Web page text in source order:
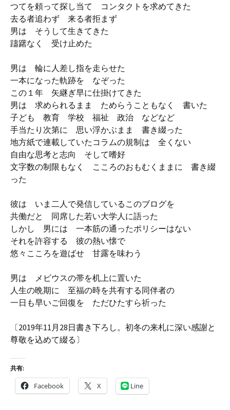
つてを頼って探し当て コンタクトを求めてきた
去る者追わず 来る者拒まず
男は そうして生きてきた
躊躇なく 受け止めた
男は 輪に人差し指を走らせた
一本になった軌跡を なぞった
この１年 矢継ぎ早に仕掛けてきた
男は 求められるまま ためらうこともなく 書いた
子ども 教育 学校 福祉 政治 などなど
手当たり次第に 思い浮かぶまま 書き綴った
地方紙で連載していたコラムの規制は 全くない
自由な思考と志向 そして嗜好
文字数の制限もなく こころのおもむくままに 書き綴
った
彼は いま二人で発信しているこのブログを
共働だと 同席した若い大学人に語った
しかし 男には 一本筋の通ったポリシーはない
それを許容する 彼の熱い懐で
悠々こころを遊ばせ 甘露を味わう
男は メビウスの帯を机上に置いた
人生の晩期に 至福の時を共有する同伴者の
一日も早いご回復を ただひたすら祈った
〔2019年11月28日書き下ろし。初冬の来札に深い感謝と
尊敬を込めて綴る〕
共有:
Facebook X Line